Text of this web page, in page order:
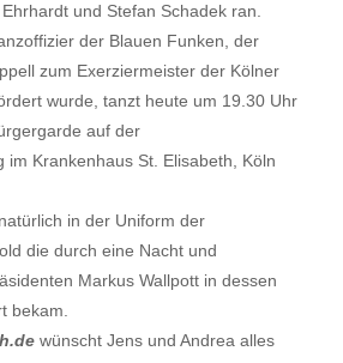
und Stefan Schadek ran.
der Blauen Funken, der
zum Exerziermeister der Kölner
wurde, tanzt heute um 19.30 Uhr
auf der
im Krankenhaus St. Elisabeth, Köln
in der Uniform der
die durch eine Nacht und
Markus Wallpott in dessen
bekam.
wünscht Jens und Andrea alles